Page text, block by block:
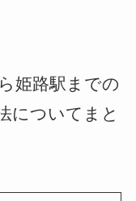
姫路駅までの
についてまと